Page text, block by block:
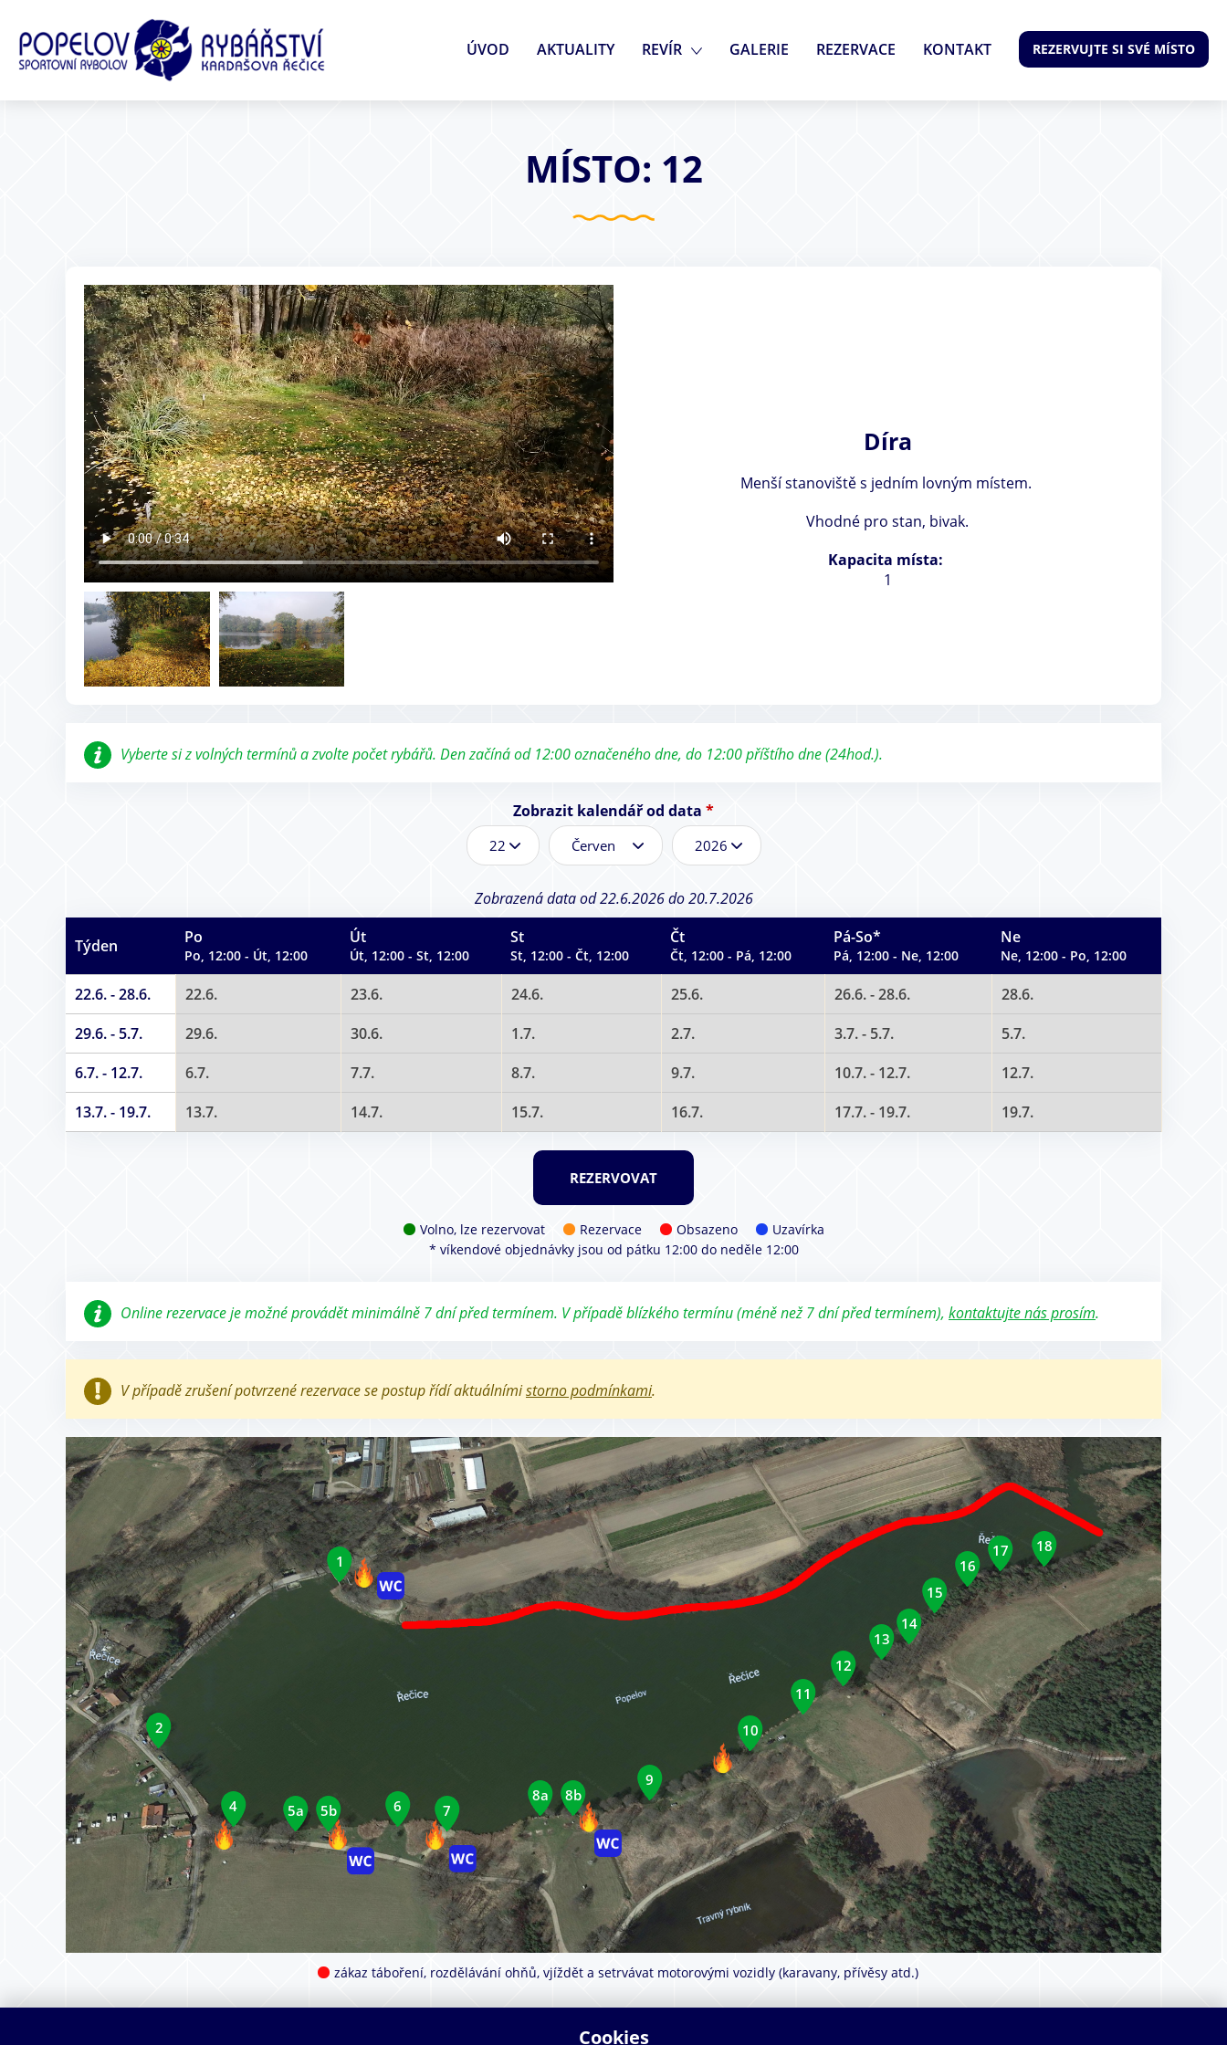
ÚVOD AKTUALITY REVÍR GALERIE REZERVACE KONTAKT REZERVUJTE SI SVÉ MÍSTO
MÍSTO: 12
Díra
Menší stanoviště s jedním lovným místem.
Vhodné pro stan, bivak.
Kapacita místa:
1
Vyberte si z volných termínů a zvolte počet rybářů. Den začíná od 12:00 označeného dne, do 12:00 příštího dne (24hod.).
Zobrazit kalendář od data *
e
*
ě
í
c
o
*
Zobrazená data od 22.6.2026 do 20.7.2026
Týden Po
Po, 12:00 - Út, 12:00
Út
Út, 12:00 - St, 12:00
St
St, 12:00 - Čt, 12:00
Čt
Čt, 12:00 - Pá, 12:00
Pá-So*
Pá, 12:00 - Ne, 12:00
Ne
Ne, 12:00 - Po, 12:00
22.6. - 28.6. 22.6. 23.6. 24.6. 25.6. 26.6. - 28.6.
28.6.
29.6. - 5.7.
29.6. 30.6. 1.7. 2.7. 3.7. - 5.7.
5.7.
6.7. - 12.7.
6.7. 7.7. 8.7. 9.7. 10.7. - 12.7.
12.7.
13.7. - 19.7.
13.7. 14.7. 15.7. 16.7. 17.7. - 19.7. 19.7.
Volno, lze rezervovat Rezervace Obsazeno
Uzavírka
* víkendové objednávky jsou od pátku 12:00 do neděle 12:00
Online rezervace je možné provádět minimálně 7 dní před termínem. V případě blízkého termínu (méně než 7 dní před termínem), kontaktujte nás prosím.
V případě zrušení potvrzené rezervace se postup řídí aktuálnímistorno podmínkami.
1
2
4 5a 5b 6 7
8a 8b
9
10
11
12
13
14
15
16
17 18
zákaz táboření, rozdělávání ohňů, vjíždět a setrvávat motorovými vozidly (karavany, přívěsy atd.)
Cookies